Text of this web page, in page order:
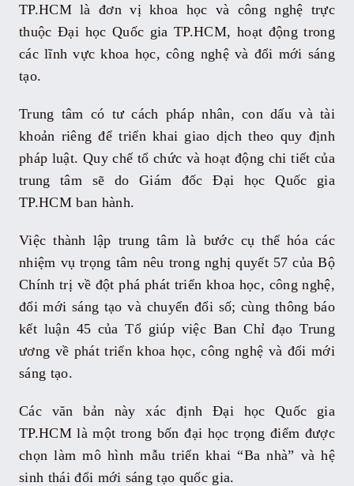
TP.HCM là đơn vị khoa học và công nghệ trực
thuộc Đại học Quốc gia TP.HCM, hoạt động trong
các lĩnh vực khoa học, công nghệ và đổi mới sáng
tạo.
Trung tâm có tư cách pháp nhân, con dấu và tài
khoản riêng để triển khai giao dịch theo quy định
pháp luật. Quy chế tổ chức và hoạt động chi tiết của
trung tâm sẽ do Giám đốc Đại học Quốc gia
TP.HCM ban hành.
Việc thành lập trung tâm là bước cụ thể hóa các
nhiệm vụ trọng tâm nêu trong nghị quyết 57 của Bộ
Chính trị về đột phá phát triển khoa học, công nghệ,
đổi mới sáng tạo và chuyển đổi số; cùng thông báo
kết luận 45 của Tổ giúp việc Ban Chỉ đạo Trung
ương về phát triển khoa học, công nghệ và đổi mới
sáng tạo.
Các văn bản này xác định Đại học Quốc gia
TP.HCM là một trong bốn đại học trọng điểm được
chọn làm mô hình mẫu triển khai “Ba nhà” và hệ
sinh thái đổi mới sáng tạo quốc gia.